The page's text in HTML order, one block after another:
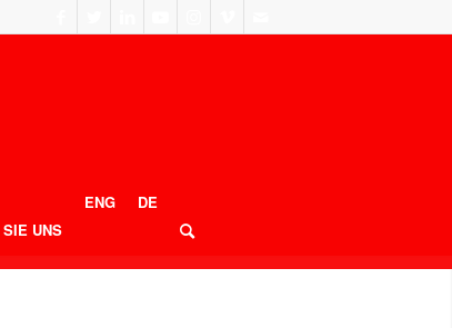
SIE UNS
ENG DE